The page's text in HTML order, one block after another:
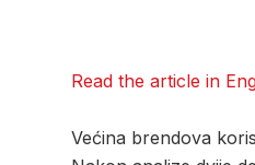
Read the article in
Većina brendova